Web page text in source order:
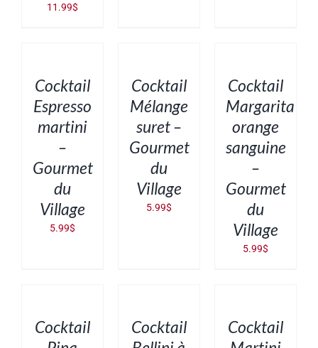
11.99$
DÉTAILS
Cocktail
Espresso
martini
–
Gourmet
du
Village
5.99$
DÉTAILS
Cocktail
Mélange
suret –
Gourmet
du
Village
5.99$
DÉTAILS
Cocktail
Margarita
orange
sanguine
–
Gourmet
du
Village
5.99$
DÉTAILS
Cocktail
DÉTAILS
Cocktail
DÉTAILS
Cocktail